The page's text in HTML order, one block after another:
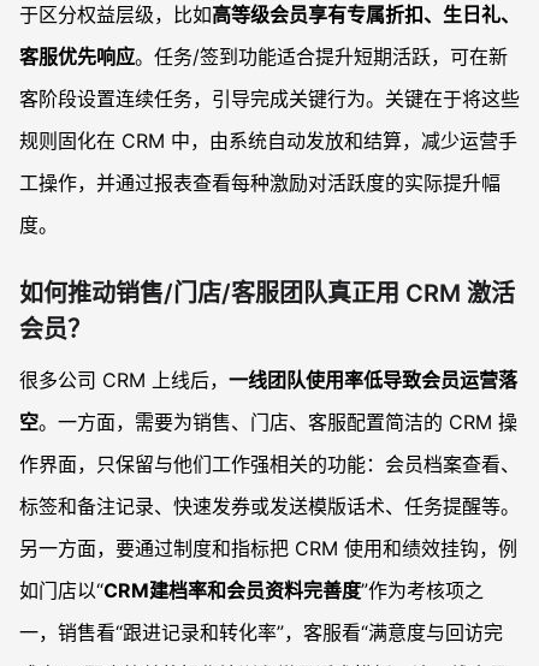
于区分权益层级，比如高等级会员享有专属折扣、生日礼、
客服优先响应。任务/签到功能适合提升短期活跃，可在新
客阶段设置连续任务，引导完成关键行为。关键在于将这些
规则固化在 CRM 中，由系统自动发放和结算，减少运营手
工操作，并通过报表查看每种激励对活跃度的实际提升幅
度。
如何推动销售/门店/客服团队真正用 CRM 激活
会员？
很多公司 CRM 上线后， 一线团队使用率低导致会员运营落
空。一方面，需要为销售、门店、客服配置简洁的 CRM 操
作界面，只保留与他们工作强相关的功能：会员档案查看、
标签和备注记录、快速发券或发送模版话术、任务提醒等。
另一方面，要通过制度和指标把 CRM 使用和绩效挂钩，例
如门店以“CRM建档率和会员资料完善度”作为考核项之
一，销售看“跟进记录和转化率”，客服看“满意度与回访完